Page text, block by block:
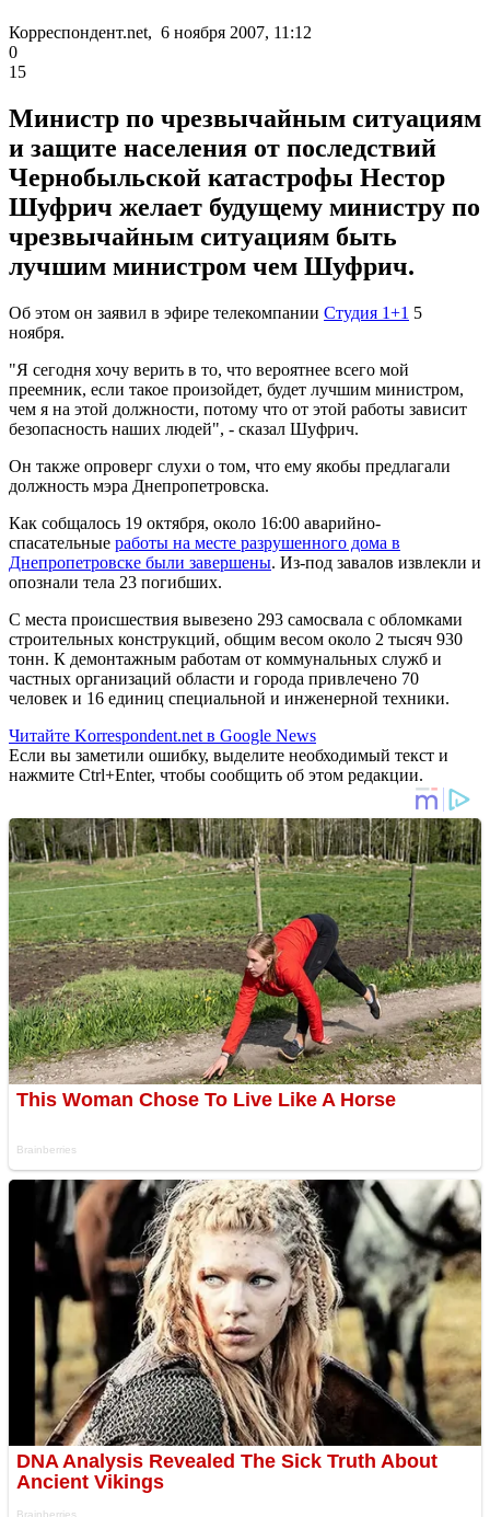
Корреспондент.net, 6 ноября 2007, 11:12
0
15
Министр по чрезвычайным ситуациям
и защите населения от последствий
Чернобыльской катастрофы Нестор
Шуфрич желает будущему министру по
чрезвычайным ситуациям быть
лучшим министром чем Шуфрич.
Об этом он заявил в эфире телекомпании Студия 1+1 5
ноября.
"Я сегодня хочу верить в то, что вероятнее всего мой
преемник, если такое произойдет, будет лучшим министром,
чем я на этой должности, потому что от этой работы зависит
безопасность наших людей", - сказал Шуфрич.
Он также опроверг слухи о том, что ему якобы предлагали
должность мэра Днепропетровска.
Как собщалось 19 октября, около 16:00 аварийно-
спасательные работы на месте разрушенного дома в
Днепропетровске были завершены. Из-под завалов извлекли и
опознали тела 23 погибших.
С места происшествия вывезено 293 самосвала с обломками
строительных конструкций, общим весом около 2 тысяч 930
тонн. К демонтажным работам от коммунальных служб и
частных организаций области и города привлечено 70
человек и 16 единиц специальной и инженерной техники.
Читайте Korrespondent.net в Google News
Если вы заметили ошибку, выделите необходимый текст и
нажмите Ctrl+Enter, чтобы сообщить об этом редакции.